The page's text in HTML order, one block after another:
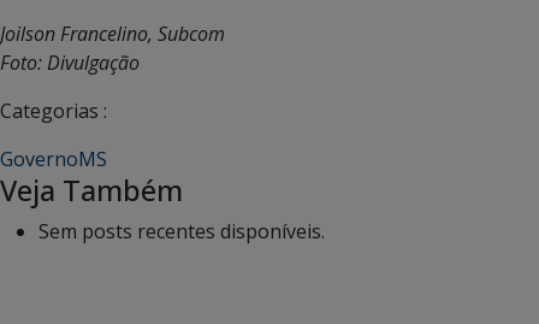
Joilson Francelino, Subcom
Foto: Divulgação
Categorias :
GovernoMS
Veja Também
Sem posts recentes disponíveis.